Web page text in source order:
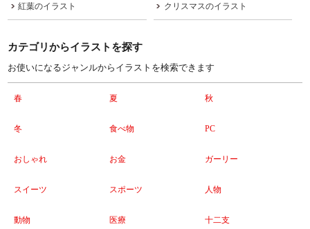
紅葉のイラスト クリスマスのイラスト
カテゴリからイラストを探す
お使いになるジャンルからイラストを検索できます
春 夏 秋
冬 食べ物 PC
おしゃれ お金 ガーリー
スイーツ スポーツ 人物
動物 医療 十二支